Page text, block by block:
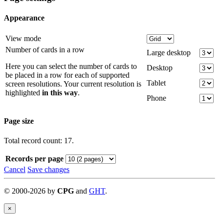
Appearance
View mode
Number of cards in a row
Here you can select the number of cards to
be placed in a row for each of supported
screen resolutions. Your current resolution is
highlighted in this way.
Large desktop
Desktop
Tablet
Phone
Page size
Total record count: 17.
Records per page
Cancel Save changes
© 2000-2026 by CPG and GHT.
×